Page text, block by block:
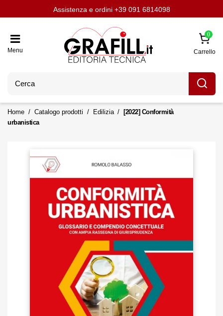
Chi siamoScrivi per noi
Assistenza e ordini +39 091 6814098
Aggiornati con LavoriPubblici.it
Menu
0
Carrello
Home Catalogo prodotti Edilizia
[2022] Conformità
urbanistica